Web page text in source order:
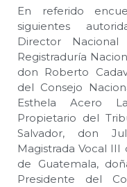
En referido
siguientes
Director
Registraduría
don Roberto
del Consejo
Esthela Acero
Propietario del
Salvador, don
Magistrada Vocal
de Guatemala,
Presidente del